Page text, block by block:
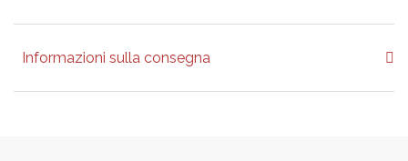
Informazioni sulla consegna